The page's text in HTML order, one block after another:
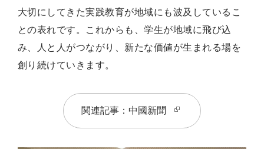
大切にしてきた実践教育が地域にも波及しているこ
との表れです。これからも、学生が地域に飛び込
み、人と人がつながり、新たな価値が生まれる場を
創り続けていきます。
関連記事：中國新聞